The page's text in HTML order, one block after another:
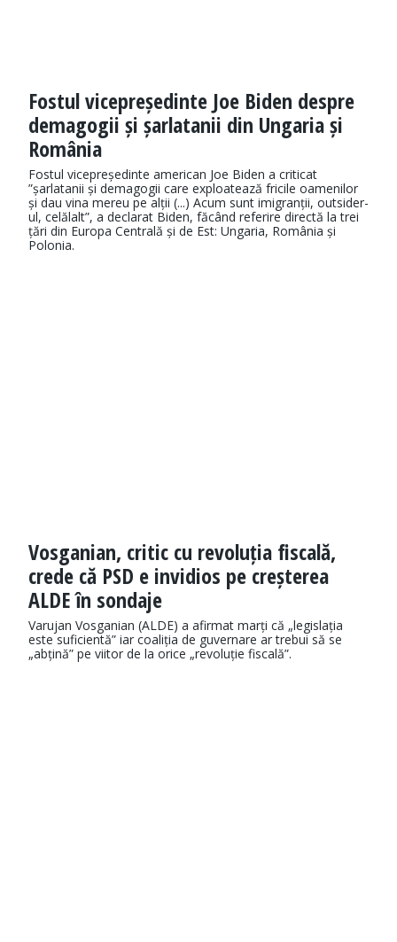
Fostul vicepreședinte Joe Biden despre
demagogii și șarlatanii din Ungaria și
România
Fostul vicepreședinte american Joe Biden a criticat
”șarlatanii și demagogii care exploatează fricile oamenilor
și dau vina mereu pe alții (...) Acum sunt imigranții, outsider-
ul, celălalt”, a declarat Biden, făcând referire directă la trei
țări din Europa Centrală și de Est: Ungaria, România și
Polonia.
Vosganian, critic cu revoluția fiscală,
crede că PSD e invidios pe creșterea
ALDE în sondaje
Varujan Vosganian (ALDE) a afirmat marți că „legislația
este suficientă” iar coaliția de guvernare ar trebui să se
„abțină” pe viitor de la orice „revoluție fiscală”.